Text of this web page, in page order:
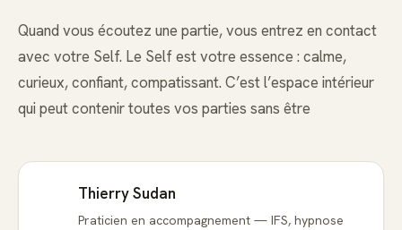
Quand vous écoutez une partie, vous entrez en contact
avec votre Self. Le Self est votre essence : calme,
curieux, confiant, compatissant. C’est l’espace intérieur
qui peut contenir toutes vos parties sans être
Thierry Sudan
Praticien en accompagnement — IFS, hypnose